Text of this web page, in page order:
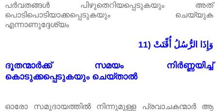
പർവതങ്ങൾ പിഴുതെറിയപ്പെടുകയും അത്
പൊടിപൊടിയാക്കപ്പെടുകയും ചെയ്യുക
എന്നാണുദ്ദേശ്യം
11) وَإِذَا الرُّسُلُ أُقِّتَتْ
ദൂതന്മാർക്ക് സമയം നിർണ്ണയിച്ച്
കൊടുക്കപ്പെടുകയും ചെയ്താൽ
ഓരോ സമുദായത്തിൽ നിന്നുമുള്ള പ്രവാചകന്മാർ ആ